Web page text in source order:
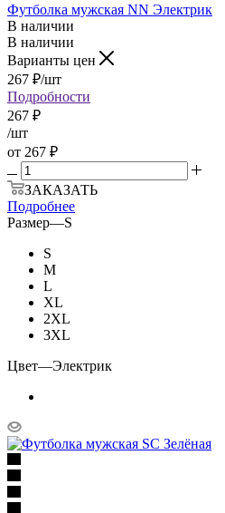
Футболка мужская NN Электрик
В наличии
В наличии
Варианты цен
267 ₽/шт
Подробности
267 ₽
/шт
от 267 ₽
ЗАКАЗАТЬ
Подробнее
Размер—S
S
M
L
XL
2XL
3XL
Цвет—Электрик